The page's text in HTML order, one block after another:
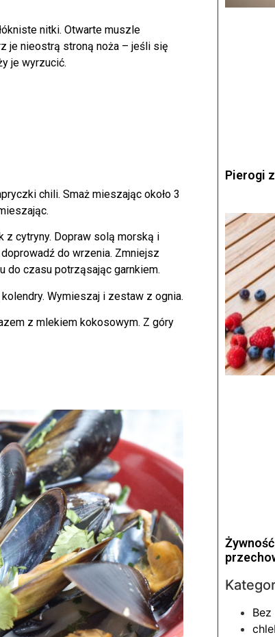
nitki. Otwarte muszle
je nieostrą stroną noża – jeśli się
je wyrzucić.
chili. Smaż mieszając około 3
z cytryny. Dopraw solą morską i
do wrzenia. Zmniejsz
do czasu potrząsając garnkiem.
Wymieszaj i zestaw z ognia.
z mlekiem kokosowym. Z góry
Pierogi